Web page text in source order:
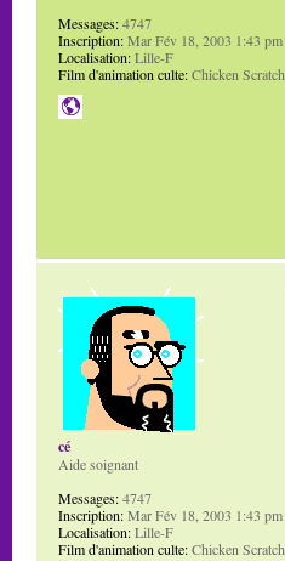
Messages:4747
Inscription:Mar Fév 18, 2003 1:43 pm
Localisation:Lille-F
Film d'animation culte:Chicken Scratch
cé
Aide soignant
Messages:4747
Inscription:Mar Fév 18, 2003 1:43 pm
Localisation:Lille-F
Film d'animation culte:Chicken Scratch